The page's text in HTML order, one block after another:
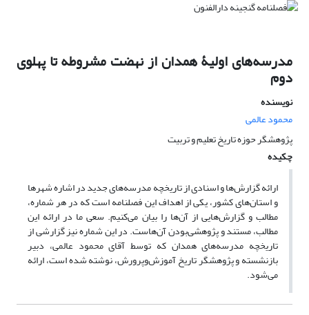
مدرسه‌های اولیۀ همدان از نهضت مشروطه تا پهلوی
دوم
نویسنده
محمود عالمی
پژوهشگر حوزه تاریخ تعلیم و تربیت
چکیده
ارائه گزارش‌ها و اسنادی از تاریخچه مدرسه‌های جدید در اشاره شهرها
و استان‌های کشور، یکی از اهداف این فصلنامه است که در هر شماره،
مطالب و گزارش‌هایی از آن‌ها را بیان می‌کنیم. سعی ما در ارائه این
مطالب، مستند و پژوهشی‌بودن آن‌هاست. در این شماره نیز گزارشی از
تاریخچه مدرسه‌های همدان که توسط آقای محمود عالمی، دبیر
بازنشسته و پژوهشگر تاریخ آموزش‌وپرورش، نوشته شده است، ارائه
می‌شود.